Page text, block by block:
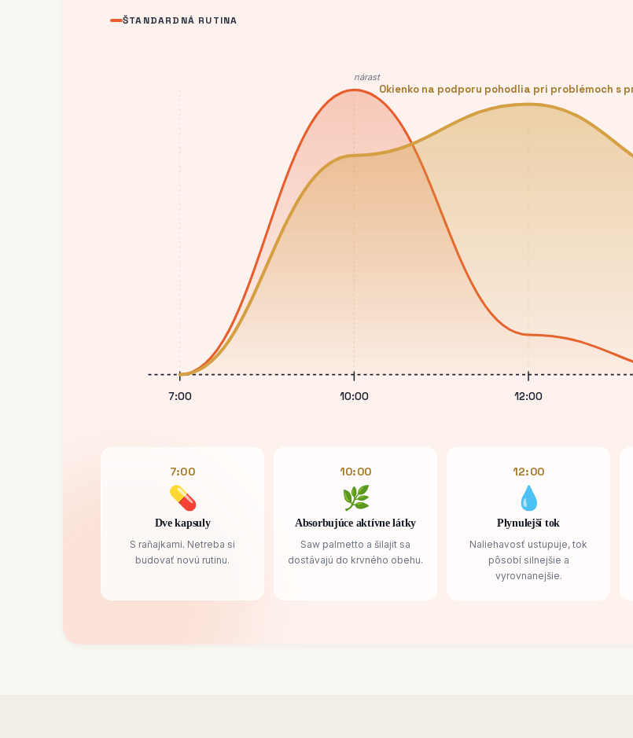
ŠTANDARDNÁ RUTINA
7:00 10:00 12:00
nárast
Okienko na podporu pohodlia pri problémoch s
7:00
💊
Dve kapsuly
S raňajkami. Netreba si
budovať novú rutinu.
10:00
🌿
Absorbujúce aktívne látky
Saw palmetto a šilajit sa
dostávajú do krvného obehu.
12:00
💧
Plynulejší tok
Naliehavosť ustupuje, tok
pôsobí silnejšie a
vyrovnanejšie.